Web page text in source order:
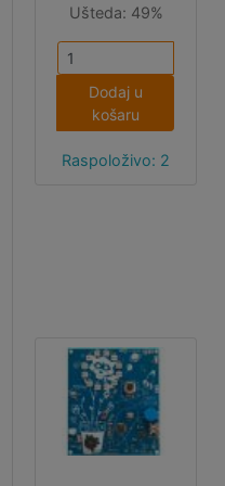
dodatni servo
motor.
:MOVE mini
morate imati
otprije.
Ušteda: 49%
Dodaj u
košaru
Raspoloživo: 2